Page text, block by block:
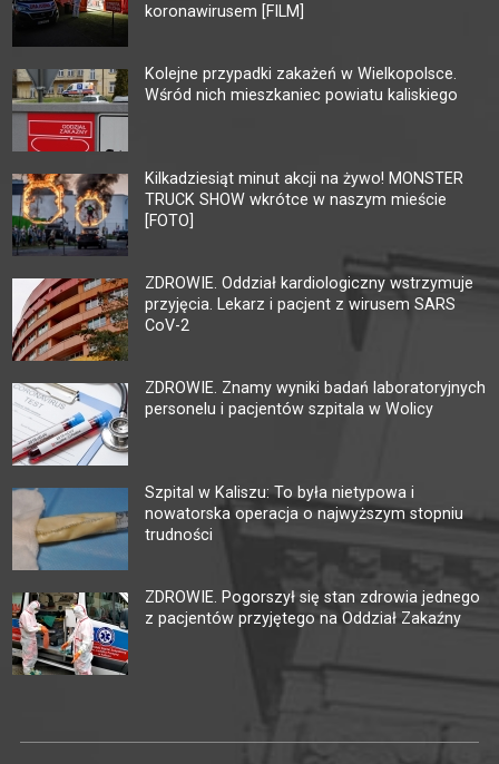
koronawirusem [FILM]
Kolejne przypadki zakażeń w Wielkopolsce.
Wśród nich mieszkaniec powiatu kaliskiego
Kilkadziesiąt minut akcji na żywo! MONSTER
TRUCK SHOW wkrótce w naszym mieście
[FOTO]
ZDROWIE. Oddział kardiologiczny wstrzymuje
przyjęcia. Lekarz i pacjent z wirusem SARS
CoV-2
ZDROWIE. Znamy wyniki badań laboratoryjnych
personelu i pacjentów szpitala w Wolicy
Szpital w Kaliszu: To była nietypowa i
nowatorska operacja o najwyższym stopniu
trudności
ZDROWIE. Pogorszył się stan zdrowia jednego
z pacjentów przyjętego na Oddział Zakaźny